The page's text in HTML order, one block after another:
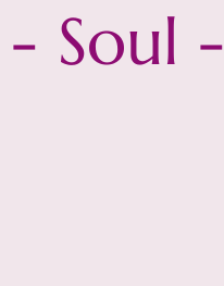
Soul -